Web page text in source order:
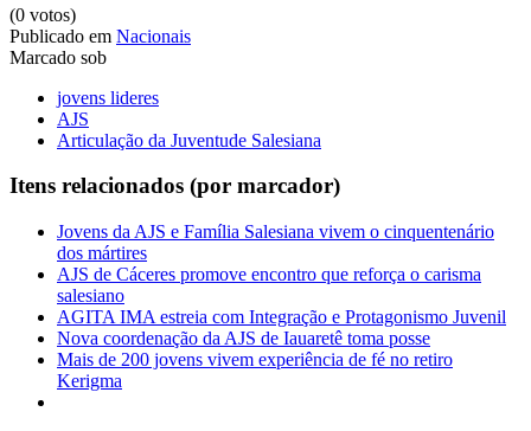
(0 votos)
Publicado em Nacionais
Marcado sob
jovens lideres
AJS
Articulação da Juventude Salesiana
Itens relacionados (por marcador)
Jovens da AJS e Família Salesiana vivem o cinquentenário
dos mártires
AJS de Cáceres promove encontro que reforça o carisma
salesiano
AGITA IMA estreia com Integração e Protagonismo Juvenil
Nova coordenação da AJS de Iauaretê toma posse
Mais de 200 jovens vivem experiência de fé no retiro
Kerigma